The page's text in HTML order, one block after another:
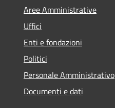
Aree Amministrative
Uffici
Enti e fondazioni
Politici
Personale Amministrativo
Documenti e dati